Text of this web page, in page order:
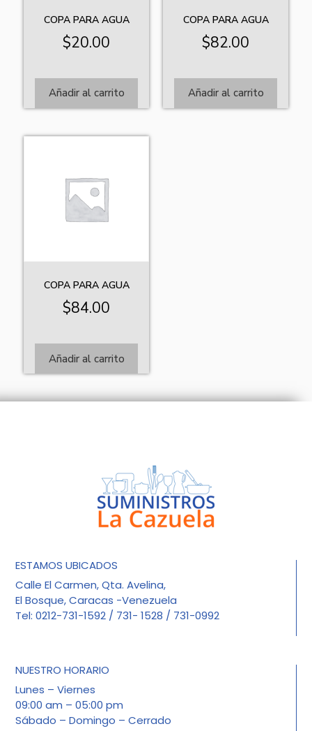
COPA PARA AGUA
$20.00
Añadir al carrito
COPA PARA AGUA
$82.00
Añadir al carrito
COPA PARA AGUA
$84.00
Añadir al carrito
ESTAMOS UBICADOS
Calle El Carmen, Qta. Avelina,
El Bosque, Caracas -Venezuela
Tel: 0212-731-1592 / 731- 1528 / 731-0992
NUESTRO HORARIO
Lunes – Viernes
09:00 am – 05:00 pm
Sábado – Domingo – Cerrado